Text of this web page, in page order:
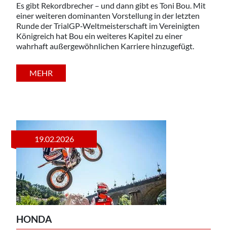
Es gibt Rekordbrecher – und dann gibt es Toni Bou. Mit
einer weiteren dominanten Vorstellung in der letzten
Runde der TrialGP‑Weltmeisterschaft im Vereinigten
Königreich hat Bou ein weiteres Kapitel zu einer
wahrhaft außergewöhnlichen Karriere hinzugefügt.
MEHR
19.02.2026
HONDA